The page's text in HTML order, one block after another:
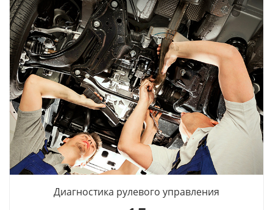
Диагностика рулевого управления